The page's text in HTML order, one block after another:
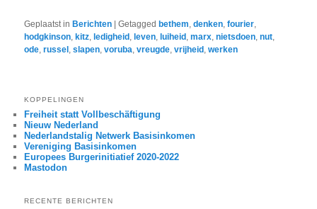
Geplaatst in Berichten |Getagged bethem,denken,fourier,
hodgkinson, kitz, ledigheid , leven, luiheid ,marx,nietsdoen,nut,
ode,russel ,slapen,voruba,vreugde,vrijheid ,werken
KOPPELINGEN
Freiheit statt Vollbeschäftigung
Nieuw Nederland
Nederlandstalig Netwerk Basisinkomen
Vereniging Basisinkomen
Europees Burgerinitiatief 2020-2022
Mastodon
RECENTE BERICHTEN